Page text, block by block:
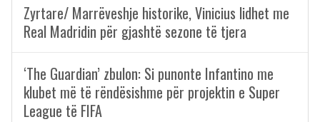
Zyrtare/ Marrëveshje historike, Vinicius lidhet me
Real Madridin për gjashtë sezone të tjera
‘The Guardian’ zbulon: Si punonte Infantino me
klubet më të rëndësishme për projektin e Super
League të FIFA